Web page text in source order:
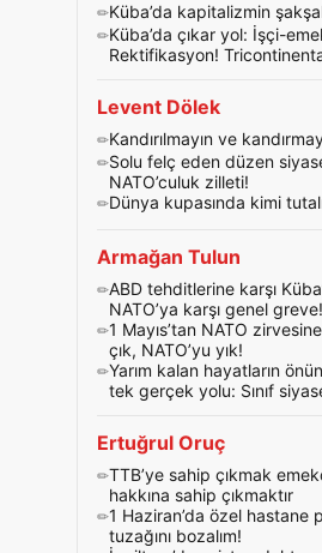
Küba’da kapitalizmin
Küba’da çıkar yol: İşçi-
Rektifikasyon!
Levent Dölek
Kandırılmayın ve
Solu felç eden düzen
NATO’culuk zilleti!
Dünya kupasında kimi
Armağan Tulun
ABD tehditlerine karşı
NATO’ya karşı genel greve!
1 Mayıs’tan NATO
çık, NATO’yu yık!
Yarım kalan hayatların
tek gerçek yolu: Sınıf
Ertuğrul Oruç
TTB’ye sahip çıkmak
hakkına sahip çıkmaktır
1 Haziran’da özel hastane
tuzağını bozalım!